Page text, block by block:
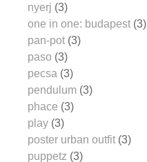
nyerj (3)
one in one: budapest (3)
pan-pot (3)
paso (3)
pecsa (3)
pendulum (3)
phace (3)
play (3)
poster urban outfit (3)
puppetz (3)